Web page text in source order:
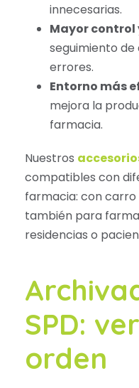
innecesarias.
Mayor
seguimiento
errores.
Entorno más
mejora la
farmacia.
Nuestros
compatibles con
farmacia: con carro
también para
residencias o
SPD:
orden